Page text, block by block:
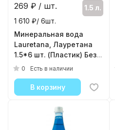
269 ₽ / шт.
1.5 л.
1 610 ₽/ 6шт.
Минеральная вода
Lauretana, Лауретана
1.5*6 шт. (Пластик) Без
газа
0 Есть в наличии
В корзину